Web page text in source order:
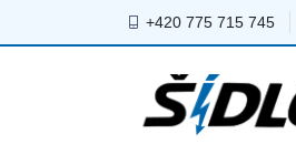
+420 775 715 745